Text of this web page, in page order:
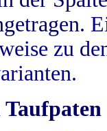
zu
Taufpaten